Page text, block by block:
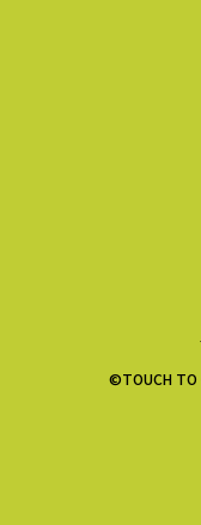
©TOUCH